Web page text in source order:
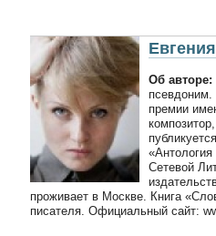
Об авторе:
премии
Сетевой
проживает в Москве. Книга
писателя. Официальный сайт: